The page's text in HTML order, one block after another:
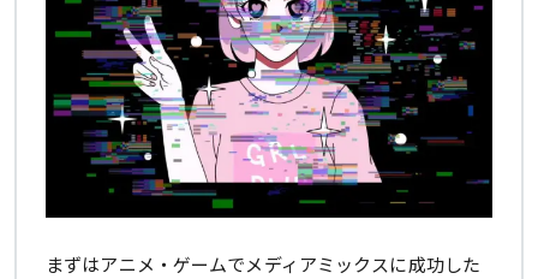
まずはアニメ・ゲームでメディアミックスに成功した